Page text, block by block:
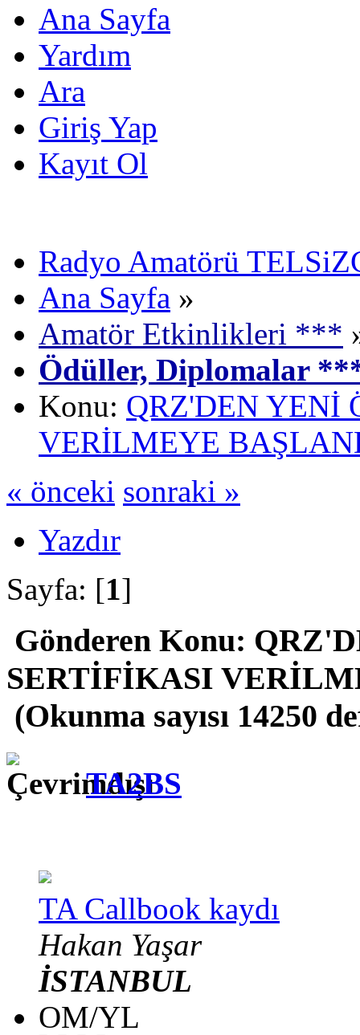
Ana Sayfa
Yardım
Ara
Giriş Yap
Kayıt Ol
Radyo Amatörü
Ana Sayfa »
Amatör Etkinlikleri ***
Ödüller, Diplomalar
Konu: QRZ'DEN YENİ
VERİLMEYE
« önceki sonraki »
Yazdır
Sayfa: [1]
Gönderen Konu:
SERTİFİKASI
(Okunma sayısı 14250
TA2BS
TA Callbook kaydı
Hakan Yaşar
İSTANBUL
OM/YL